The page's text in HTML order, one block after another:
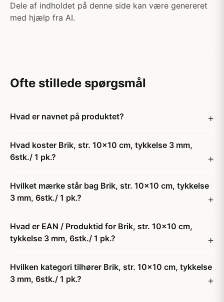
Dele af indholdet på denne side kan være genereret
med hjælp fra AI.
Ofte stillede spørgsmål
Hvad er navnet på produktet?
Hvad koster Brik, str. 10x10 cm, tykkelse 3 mm,
6stk./ 1 pk.?
Hvilket mærke står bag Brik, str. 10x10 cm, tykkelse
3 mm, 6stk./ 1 pk.?
Hvad er EAN / Produktid for Brik, str. 10x10 cm,
tykkelse 3 mm, 6stk./ 1 pk.?
Hvilken kategori tilhører Brik, str. 10x10 cm, tykkelse
3 mm, 6stk./ 1 pk.?